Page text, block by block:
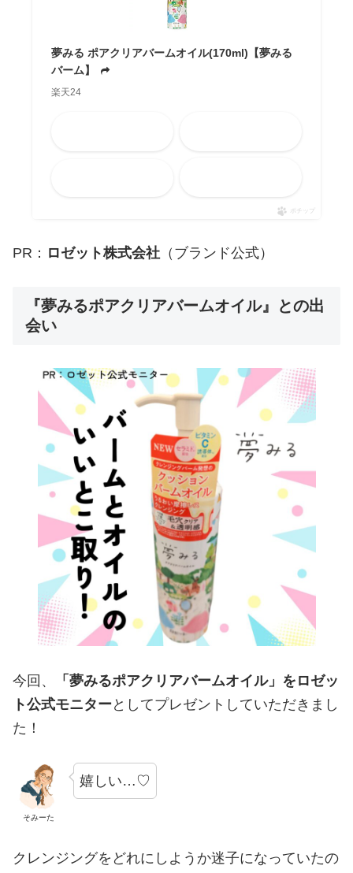
夢みる ポアクリアバームオイル(170ml)【夢みる
バーム】
楽天24
ポチップ
PR： ロゼット株式会社 （ブランド公式）
『夢みるポアクリアバームオイル』との出
会い
今回、
「夢みるポアクリアバームオイル」をロゼッ
ト公式モニターとしてプレゼントしていただきまし
た！
そみーた
嬉しい…♡
クレンジングをどれにしようか迷子になっていたの